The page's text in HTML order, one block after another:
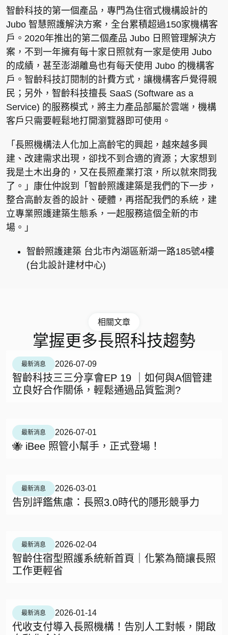
智齡科技的第一個產品，專門為住宿式機構設計的
Jubo 智慧照護解決方案，全台累積超過150家機構客
戶。2020年推出的第二個產品 Jubo 日照管理解決方
案，不到一年擁有每十家日照就有一家是使用 Jubo
的成績，甚至澎湖離島也有每天使用 Jubo 的機構客
戶。智齡科技訂閱制的計費方式，讓機構客戶覺得親
民；另外，智齡科技擅長 SaaS (Software as a
Service) 的服務模式，將主力產品部屬於雲端，機構
客戶只需要輕鬆地打開瀏覽器即可使用。
「長照機構法人化加上高齡宅的興起，越來越多興
建、改建需求出現，卻找不到合適的資源；大家想到
我是土木出身的，又在長照產業打滾，所以就來問我
了。」康仕仲說到「智齡照護建築是我們的下一步，
整合高齡友善的設計、硬體，再搭配我們的系統，建
立專業照護建築生態系，一起服務這個全新的市
場。」
智齡照護建築 台北市內湖區新湖一路185號4樓
(台北設計建材中心)
相關文章
掌握更多長照科技趨勢
最新消息 2026-07-09
智齡科技三三分享會EP 19 ｜如何與A個管建
立良好合作關係，輕鬆通過品質監測?​
最新消息 2026-07-01
🐝 iBee 照管小幫手，正式登場！
最新消息 2026-03-01
告別評鑑焦慮：長照3.0時代的隱形競爭力
最新消息 2026-02-04
智齡住宿型照護系統新首頁｜化繁為簡讓長照
工作更輕省
最新消息 2026-01-14
代收支付導入長照機構！告別人工對帳，開啟